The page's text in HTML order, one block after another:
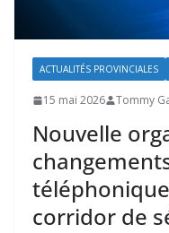
ACTUALITÉS PROVINCIALES
15 mai 2026 Tommy
Nouvelle
corridor de